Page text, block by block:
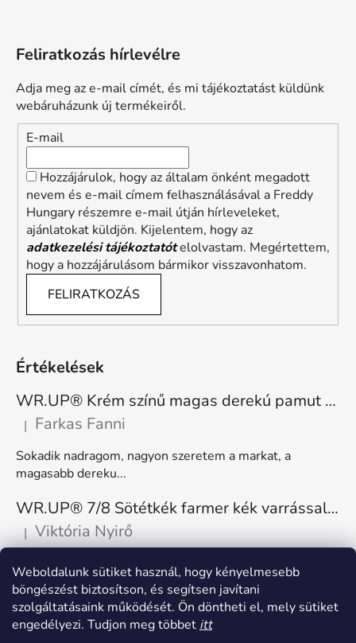
Weboldalunk sütiket használ, hogy kényelmesebb
böngészést biztosítson, és segítsen javítani
szolgáltatásaink működését. Ön döntheti el, mely sütiket
engedélyezi. Tudjon meg többet itt
Feliratkozás hírlevélre
Adja meg az e-mail címét, és mi tájékoztatást küldünk
webáruházunk új termékeiről.
E-mail
Hozzájárulok, hogy az általam önként megadott
nevem és e-mail címem felhasználásával a Freddy
Hungary részemre e-mail útján hírleveleket,
ajánlatokat küldjön. Kijelentem, hogy az
adatkezelési tájékoztatótelolvastam. Megértettem,
hogy a hozzájárulásom bármikor visszavonhatom.
FELIRATKOZÁS
Értékelések
WR.UP® Krém színű magas derekú pamut nadrág RE(MOVE) WRUP1HC001ORG, Z40
A termék értékelése 5-ből 5 csillag.
| Farkas Fanni
Sokadik nadragom, nagyon szeretem a markat, a
magasabb dereku...
WR.UP® 7/8 Sötétkék farmer kék varrással, superskinny RE(MOVE) WRUP4RC002ORG, J0B
A termék értékelése 5-ből 5 csillag.
| Viktória Nyirő
Nagyon kényelmes, rugalmas. Méretnek megfelelő.